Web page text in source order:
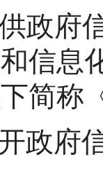
政府
信息
简称
政府